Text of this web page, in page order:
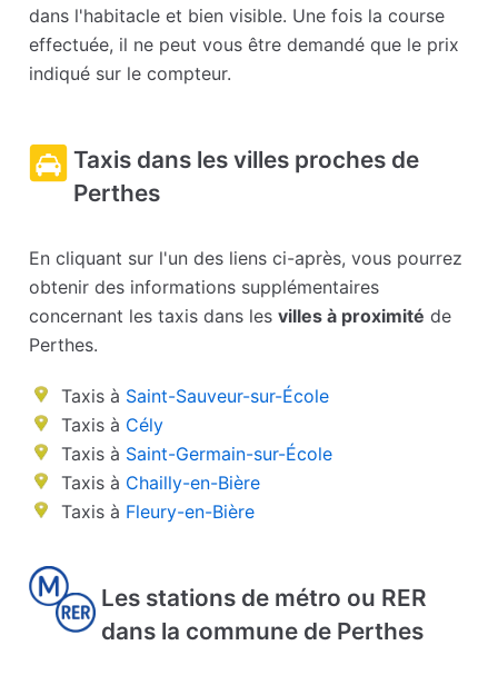
dans l'habitacle et bien visible. Une fois la course
effectuée, il ne peut vous être demandé que le prix
indiqué sur le compteur.
Taxis dans les villes proches de
Perthes
En cliquant sur l'un des liens ci-après, vous pourrez
obtenir des informations supplémentaires
concernant les taxis dans lesvilles à proximité de
Perthes.
Taxis à Saint-Sauveur-sur-École
Taxis à Cély
Taxis à Saint-Germain-sur-École
Taxis à Chailly-en-Bière
Taxis à Fleury-en-Bière
Les stations de métro ou RER
dans la commune de Perthes